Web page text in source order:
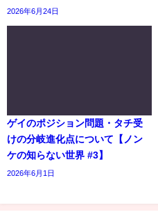
2026年6月24日
ゲイのポジション問題・タチ受
けの分岐進化点について【ノン
ケの知らない世界 #3】
2026年6月1日